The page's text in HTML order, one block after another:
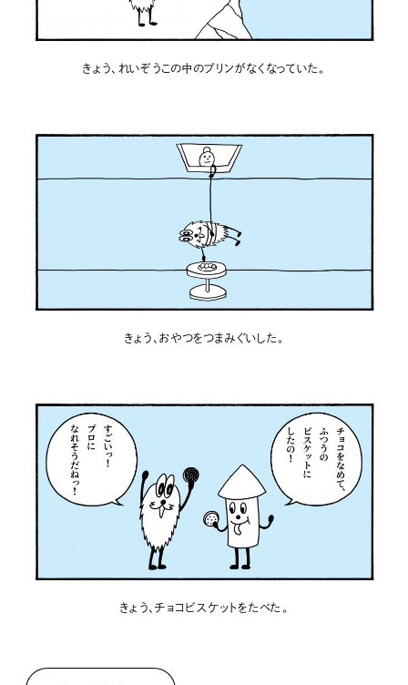
きょう、れいぞうこの中のプリンがなくなっていた。
きょう、おやつをつまみぐいした。
きょう、チョコビスケットをたべた。